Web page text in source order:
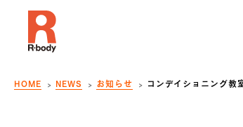
HOME NEWS お知らせ コンデイショニング教